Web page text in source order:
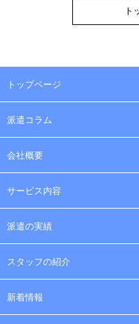
ト
トップページ
派遣コラム
会社概要
サービス内容
派遣の実績
スタッフの紹介
新着情報